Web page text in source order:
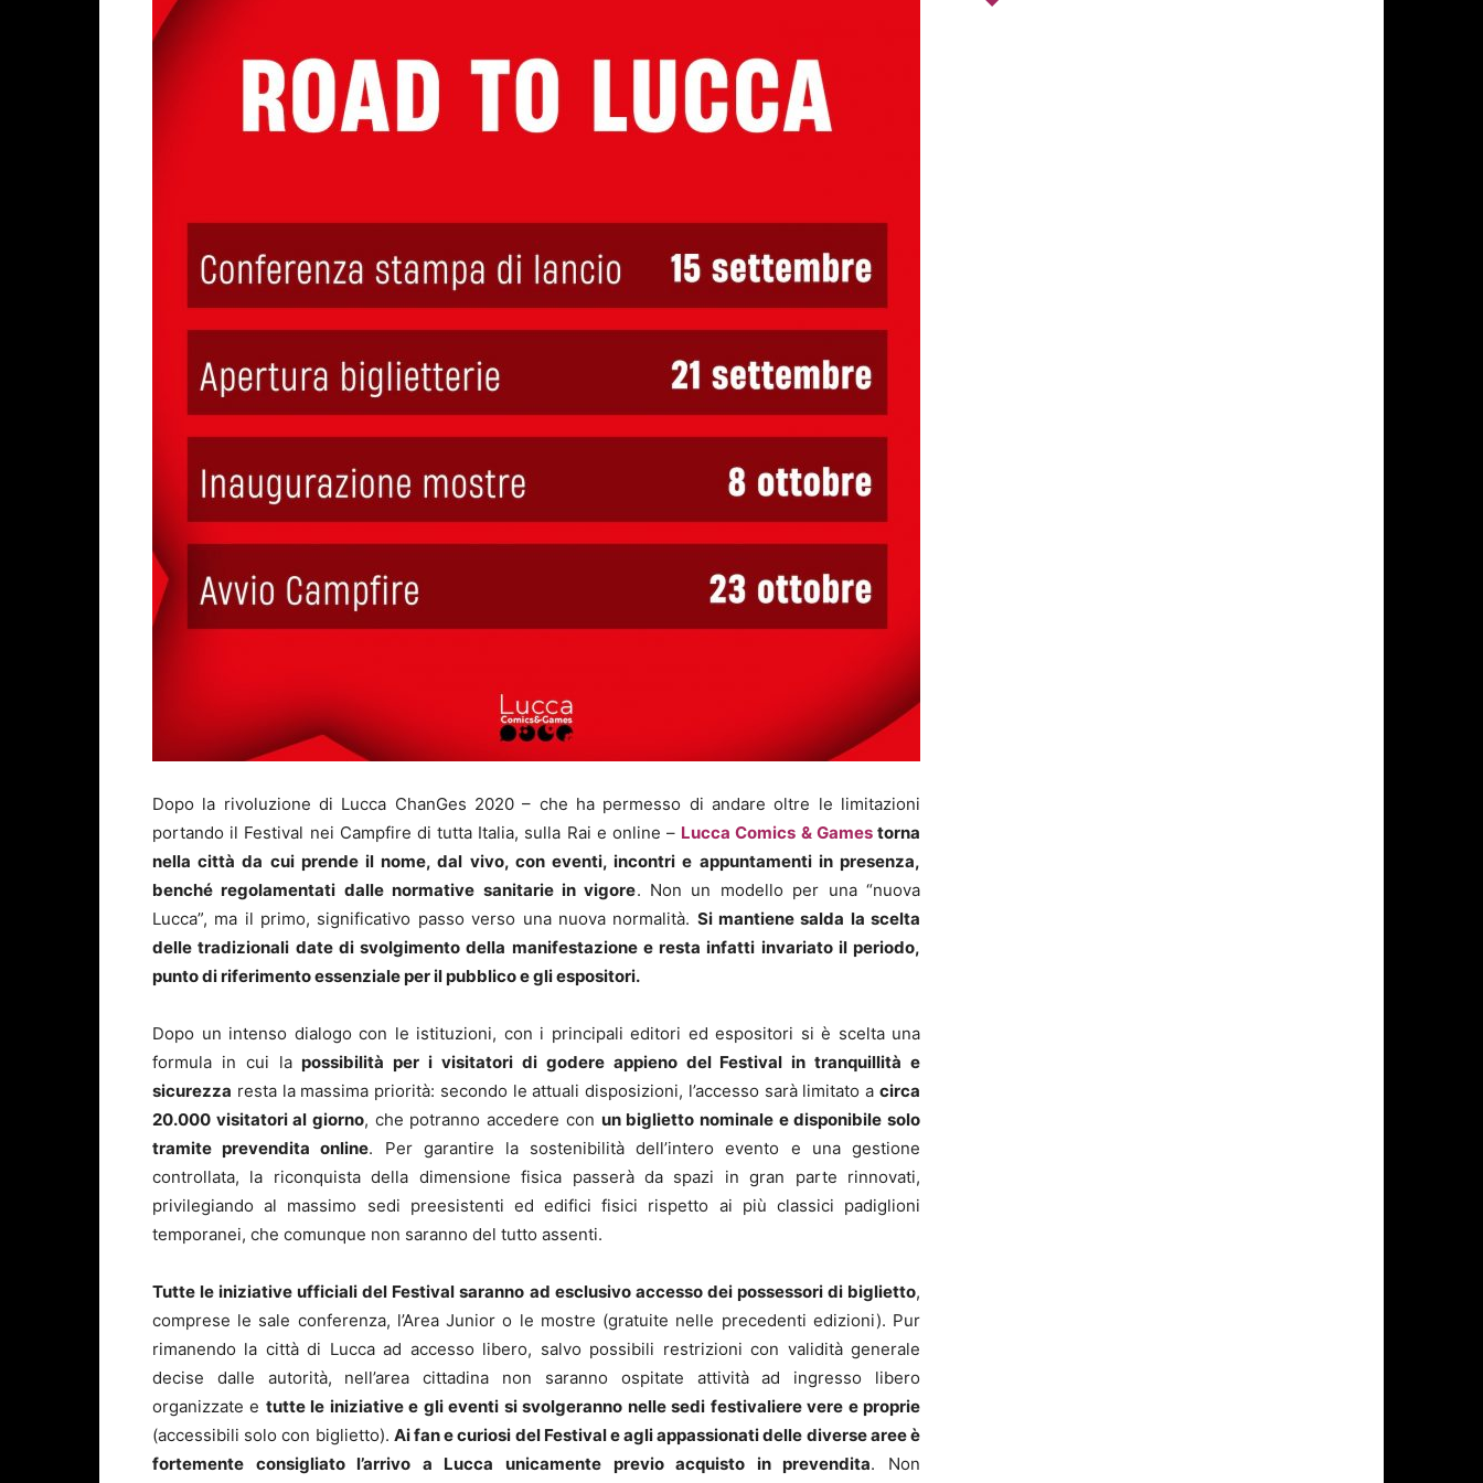
Dopo la rivoluzione di Lucca ChanGes 2020 – che ha permesso di andare oltre le limitazioni
portando il Festival nei Campfire di tutta Italia, sulla Rai e online – Lucca Comics & Gamestorna
nella città da cui prende il nome, dal vivo, con eventi, incontri e appuntamenti in presenza,
benché regolamentati dalle normative sanitarie in vigore. Non un modello per una “nuova
Lucca”, ma il primo, significativo passo verso una nuova normalità. Si mantiene salda la scelta
delle tradizionali date di svolgimento della manifestazione e resta infatti invariato il periodo,
punto di riferimento essenziale per il pubblico e gli espositori.
Dopo un intenso dialogo con le istituzioni, con i principali editori ed espositori si è scelta una
formula in cui lapossibilità per i visitatori di godere appieno del Festival in tranquillità e
sicurezza resta la massima priorità: secondo le attuali disposizioni, l’accesso sarà limitato a circa
20.000 visitatori al giorno, che potranno accedere con un biglietto nominale e disponibile solo
tramite prevendita online. Per garantire la sostenibilità dell’intero evento e una gestione
controllata, la riconquista della dimensione fisica passerà da spazi in gran parte rinnovati,
privilegiando al massimo sedi preesistenti ed edifici fisici rispetto ai più classici padiglioni
temporanei, che comunque non saranno del tutto assenti.
Tutte le iniziative ufficiali del Festival saranno ad esclusivo accesso dei possessori di biglietto,
comprese le sale conferenza, l’Area Junior o le mostre (gratuite nelle precedenti edizioni). Pur
rimanendo la città di Lucca ad accesso libero, salvo possibili restrizioni con validità generale
decise dalle autorità, nell’area cittadina non saranno ospitate attività ad ingresso libero
organizzate e tutte le iniziative e gli eventi si svolgeranno nelle sedi festivaliere vere e proprie
(accessibili solo con biglietto). Ai fan e curiosi del Festival e agli appassionati delle diverse aree è
fortemente consigliato l’arrivo a Lucca unicamente previo acquisto in prevendita. Non